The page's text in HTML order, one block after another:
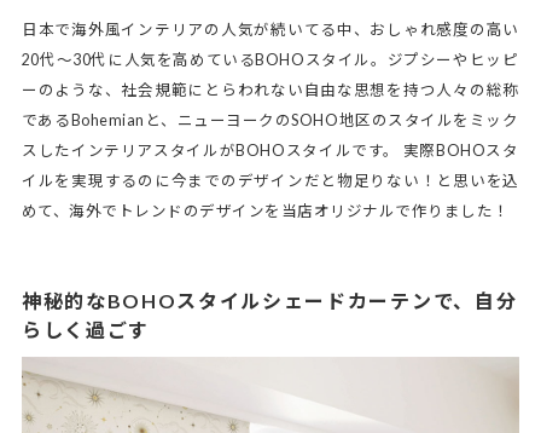
日本で海外風インテリアの人気が続いてる中、おしゃれ感度の高い
20代～30代に人気を高めているBOHOスタイル。ジプシーやヒッピ
ーのような、社会規範にとらわれない自由な思想を持つ人々の総称
であるBohemianと、ニューヨークのSOHO地区のスタイルをミック
スしたインテリアスタイルがBOHOスタイルです。 実際BOHOスタ
イルを実現するのに今までのデザインだと物足りない！と思いを込
めて、海外でトレンドのデザインを当店オリジナルで作りました！
神秘的なBOHOスタイルシェードカーテンで、自分
らしく過ごす